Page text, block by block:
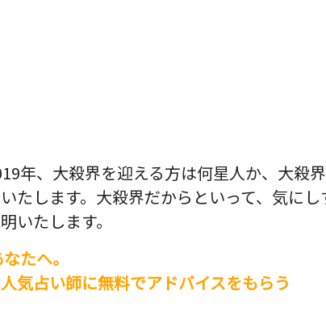
年、大殺界を迎える方は何星人か、大殺
たします。大殺界だからといって、気に
いたします。
たへ。
気占い師に無料でアドバイスをもらう